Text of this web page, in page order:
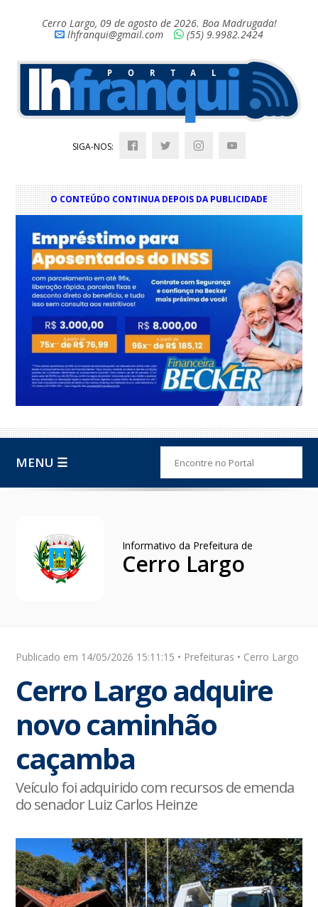
Cerro Largo, 09 de agosto de 2026. Boa Madrugada!
lhfranqui@gmail.com
(55) 9.9982.2424
SIGA-NOS:
O CONTEÚDO CONTINUA DEPOIS DA PUBLICIDADE
MENU ☰
Informativo da Prefeitura de
Cerro Largo
Publicado em 14/05/2026 15:11:15 • Prefeituras • Cerro Largo
Cerro Largo adquire
novo caminhão
caçamba
Veículo foi adquirido com recursos de emenda
do senador Luiz Carlos Heinze